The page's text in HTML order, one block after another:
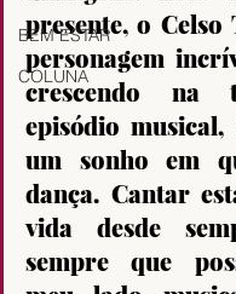
BEM ESTAR
COLUNA
presente, o Celso
personagem
crescendo na
episódio musical,
um sonho em
dança. Cantar
vida desde
sempre que